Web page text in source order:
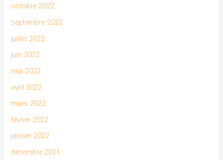
octobre 2022
septembre 2022
juillet 2022
juin 2022
mai 2022
avril 2022
mars 2022
février 2022
janvier 2022
décembre 2021